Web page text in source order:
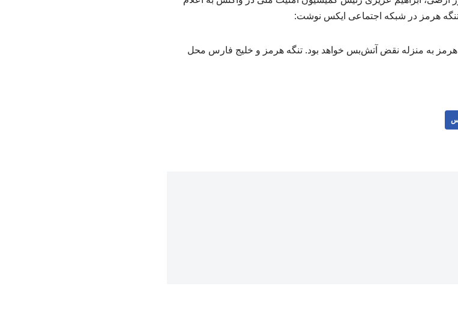
هرمز در شبکه اجتماعی ایکس نوشت:
هرمز به منزله نقض آتش‌بس خواهد بود. تنگه هرمز و خلیج فارس محل